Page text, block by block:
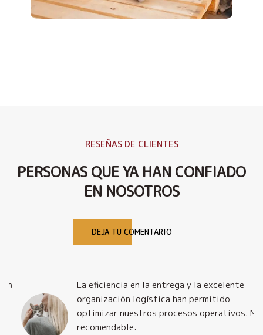
RESEÑAS DE CLIENTES
PERSONAS QUE YA HAN CONFIADO
EN NOSOTROS
DEJA TU COMENTARIO
La eficiencia en la entrega y la excelente
organización logística han permitido
optimizar nuestros procesos operativos. Muy
recomendable.